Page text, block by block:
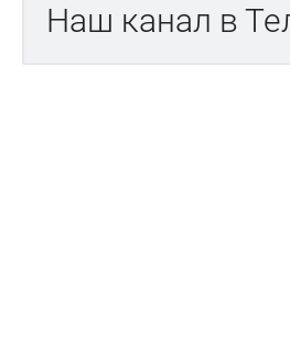
Наш канал в